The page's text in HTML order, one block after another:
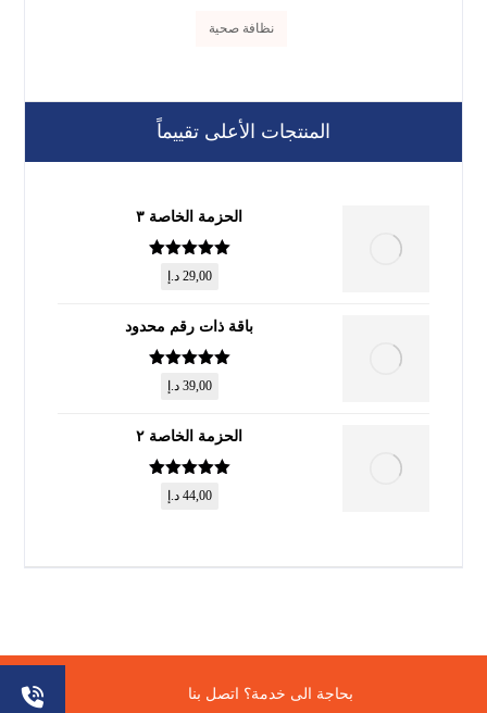
نظافة صحية
المنتجات الأعلى تقييماً
الحزمة الخاصة ٣
تم التقييم
من 5
29,00 د.إ
باقة ذات رقم محدود
تم التقييم
من 5
39,00 د.إ
الحزمة الخاصة ٢
تم التقييم
من 5
44,00 د.إ
© حقوق النشر 2026. جميع الحقوق محفوظة.
بحاجة الى خدمة؟ اتصل بنا